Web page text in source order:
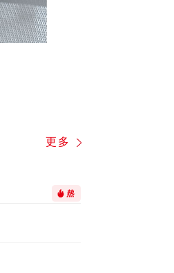
更多